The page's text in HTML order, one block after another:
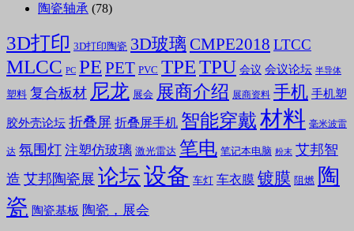
陶瓷轴承 (78)
3D打印 3D打印陶瓷 3D玻璃 CMPE2018 LTCC
MLCC PC PE PET PVC TPETPU 会议 会议论坛 半导体
塑料 复合板材 尼龙 展会 展商介绍 展商资料 手机 手机塑
胶外壳论坛 折叠屏 折叠屏手机 智能穿戴材料 毫米波雷
达 氛围灯 注塑仿玻璃 激光雷达 笔电 笔记本电脑 粉末 艾邦智
造 艾邦陶瓷展 论坛设备 车灯 车衣膜 镀膜 阻燃 陶
瓷 陶瓷基板 陶瓷，展会